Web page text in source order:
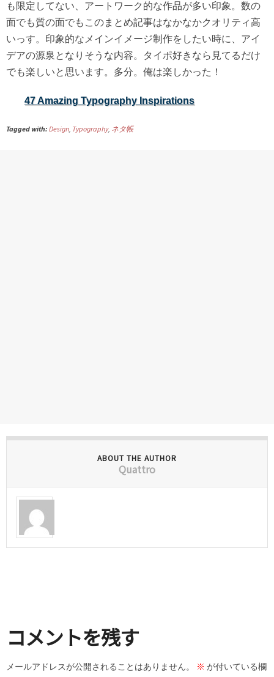
も限定してない、アートワーク的な作品が多い印象。数の
面でも質の面でもこのまとめ記事はなかなかクオリティ高
いっす。印象的なメインイメージ制作をしたい時に、アイ
デアの源泉となりそうな内容。タイポ好きなら見てるだけ
でも楽しいと思います。多分。俺は楽しかった！
47 Amazing Typography Inspirations
Tagged with: Design, Typography, ネタ帳
ABOUT THE AUTHOR
Quattro
コメントを残す
メールアドレスが公開されることはありません。 ※ が付いている欄